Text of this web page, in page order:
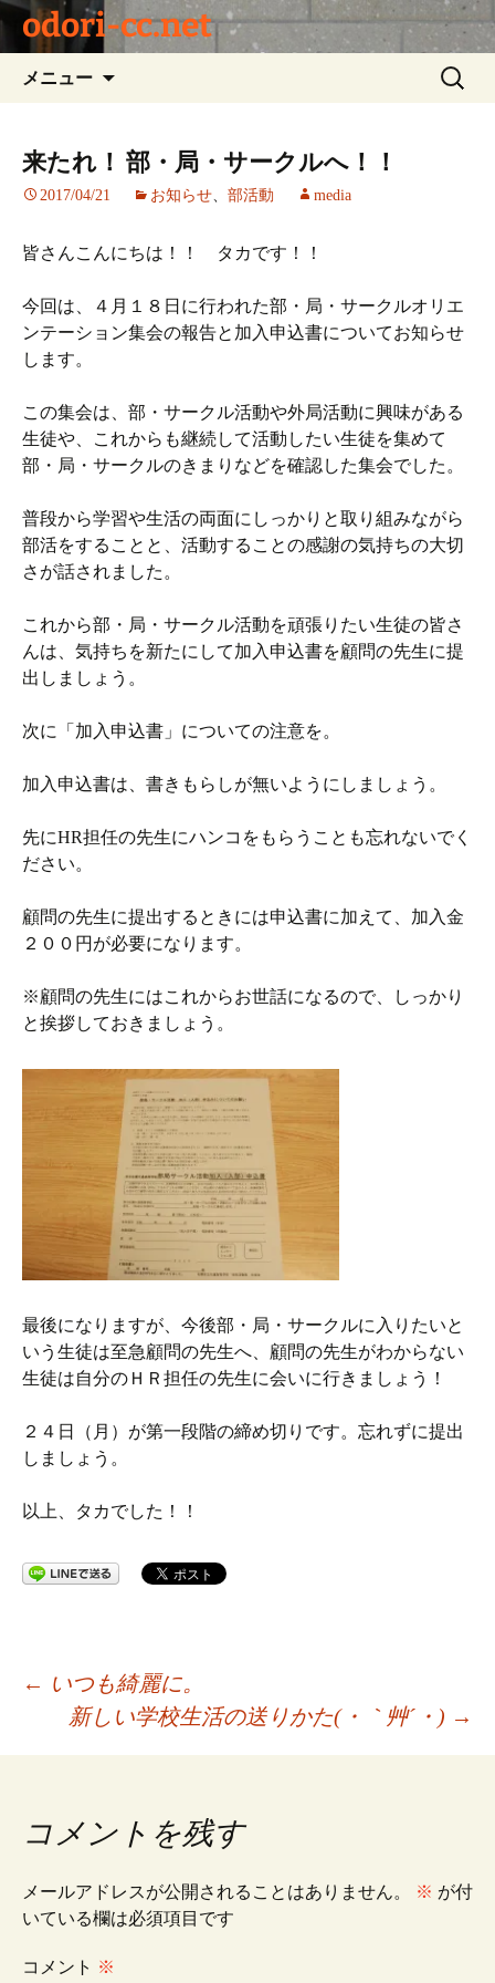
odori-cc.net
メニュー
ツ
キ
プ
検
索:
来たれ！ 部・局・サークルへ！！
2017/04/21 お知らせ、 部活動 media
皆さんこんにちは！！ タカです！！
今回は、４月１８日に行われた部・局・サークルオリエ
ンテーション集会の報告と加入申込書についてお知らせ
します。
この集会は、部・サークル活動や外局活動に興味がある
生徒や、これからも継続して活動したい生徒を集めて
部・局・サークルのきまりなどを確認した集会でした。
普段から学習や生活の両面にしっかりと取り組みながら
部活をすることと、活動することの感謝の気持ちの大切
さが話されました。
これから部・局・サークル活動を頑張りたい生徒の皆さ
んは、気持ちを新たにして加入申込書を顧問の先生に提
出しましょう。
次に「加入申込書」についての注意を。
加入申込書は、書きもらしが無いようにしましょう。
先にHR担任の先生にハンコをもらうことも忘れないでく
ださい。
顧問の先生に提出するときには申込書に加えて、加入金
２００円が必要になります。
※顧問の先生にはこれからお世話になるので、しっかり
と挨拶しておきましょう。
最後になりますが、今後部・局・サークルに入りたいと
いう生徒は至急顧問の先生へ、顧問の先生がわからない
生徒は自分のＨＲ担任の先生に会いに行きましょう！
２４日（月）が第一段階の締め切りです。忘れずに提出
しましょう。
以上、タカでした！！
投
稿
ナ
ビ
← いつも綺麗に。
新しい学校生活の送りかた(・｀艸´・) →
コメントを残す
メールアドレスが公開されることはありません。 ※ が付
いている欄は必須項目です
コメント ※